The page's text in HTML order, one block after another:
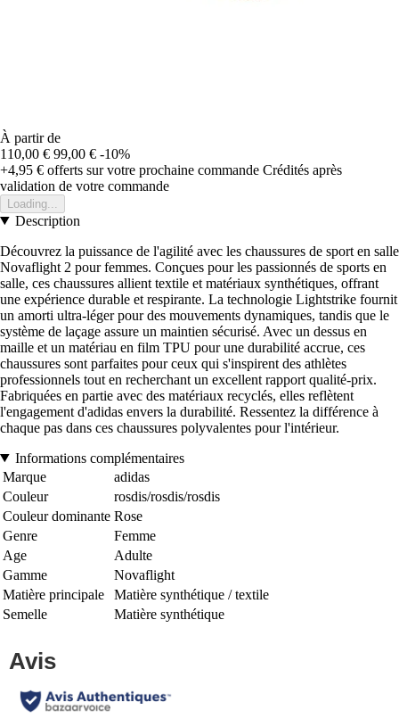
À partir de
110,00 € 99,00 € -10%
+4,95 € offerts sur votre prochaine commande Crédités après
validation de votre commande
Loading...
Description
Découvrez la puissance de l'agilité avec les chaussures de sport en salle
Novaflight 2 pour femmes. Conçues pour les passionnés de sports en
salle, ces chaussures allient textile et matériaux synthétiques, offrant
une expérience durable et respirante. La technologie Lightstrike fournit
un amorti ultra-léger pour des mouvements dynamiques, tandis que le
système de laçage assure un maintien sécurisé. Avec un dessus en
maille et un matériau en film TPU pour une durabilité accrue, ces
chaussures sont parfaites pour ceux qui s'inspirent des athlètes
professionnels tout en recherchant un excellent rapport qualité-prix.
Fabriquées en partie avec des matériaux recyclés, elles reflètent
l'engagement d'adidas envers la durabilité. Ressentez la différence à
chaque pas dans ces chaussures polyvalentes pour l'intérieur.
Informations complémentaires
Marque
adidas
Couleur
rosdis/rosdis/rosdis
Couleur dominante Rose
Genre
Femme
Age
Adulte
Gamme
Novaflight
Matière principale
Matière synthétique / textile
Semelle
Matière synthétique